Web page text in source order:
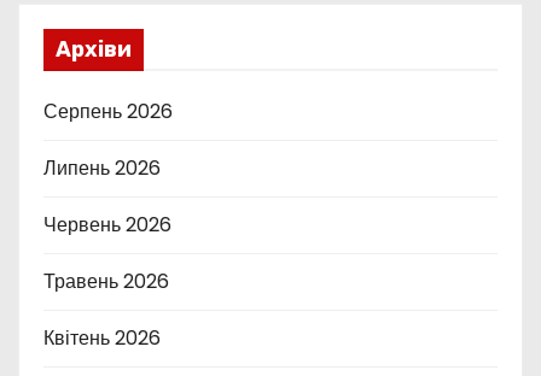
Архіви
Серпень 2026
Липень 2026
Червень 2026
Травень 2026
Квітень 2026